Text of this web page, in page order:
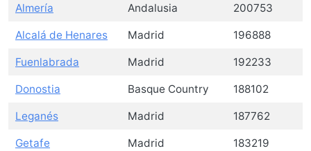
Almería Andalusia 200753
Alcalá de Henares Madrid 196888
Fuenlabrada Madrid 192233
Donostia Basque Country 188102
Leganés Madrid 187762
Getafe Madrid 183219